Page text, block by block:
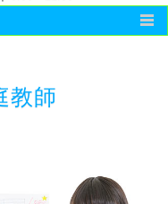
域
域
教師